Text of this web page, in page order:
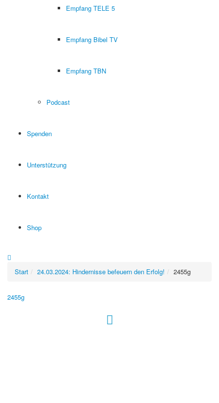
Empfang TELE 5
Empfang Bibel TV
Empfang TBN
Podcast
Spenden
Unterstützung
Kontakt
Shop
Start 24.03.2024: Hindernisse befeuern den Erfolg! 2455g
2455g